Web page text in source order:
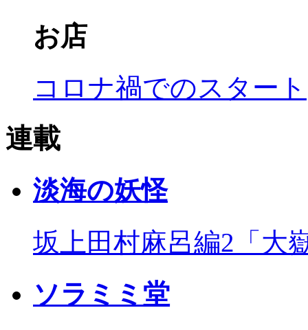
お店
コロナ禍でのスタート
連載
淡海の妖怪
坂上田村麻呂編2「大
ソラミミ堂